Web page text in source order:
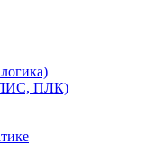
ПЛК)